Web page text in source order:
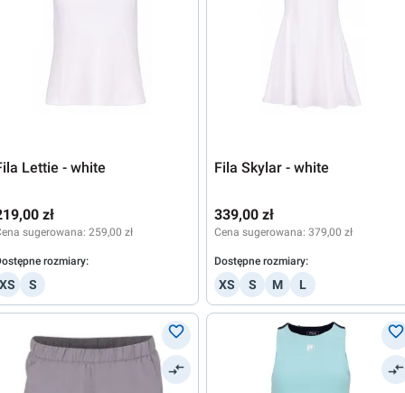
Lettie - white
zł
sugerowana: 259,00 zł
rozmiary:
XS S
Fila Skylar - white
339,00 zł
Cena sugerowana: 379,00 zł
Dostępne rozmiary:
XS S M L